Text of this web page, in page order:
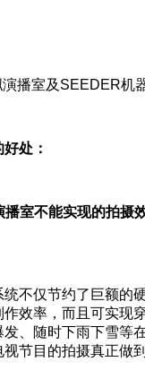
演播室及SEEDER机
处：
播室不能实现的拍摄
不仅节约了巨额的
效率，而且可实现
、随时下雨下雪等
节目的拍摄真正做